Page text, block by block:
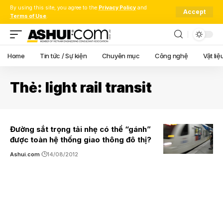
By using this site, you agree to the Privacy Policy and
Terms of Use.
Accept
Home Tin tức / Sự kiện Chuyên mục Công nghệ Vật
Thẻ: light rail transit
Đường sắt trọng tải nhẹ có thể “gánh”
được toàn hệ thống giao thông đô thị?
Ashui.com 14/08/2012